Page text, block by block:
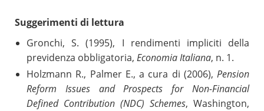
Suggerimenti di lettura
Gronchi, S. (1995), I rendimenti impliciti della
previdenza obbligatoria, Economia Italiana, n. 1.
Holzmann R., Palmer E., a cura di (2006), Pension
Reform Issues and Prospects for Non-Financial
Defined Contribution (NDC) Schemes, Washington,